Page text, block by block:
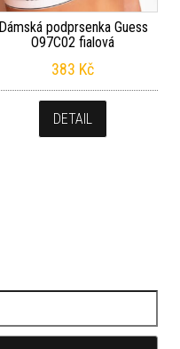
Dámská podprsenka Guess
O97C02 fialová
383 Kč
DETAIL